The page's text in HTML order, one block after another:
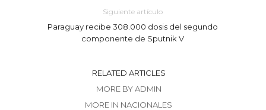
Siguiente artículo
Paraguay recibe 308.000 dosis del segundo
componente de Sputnik V
RELATED ARTICLES
MORE BY ADMIN
MORE IN NACIONALES